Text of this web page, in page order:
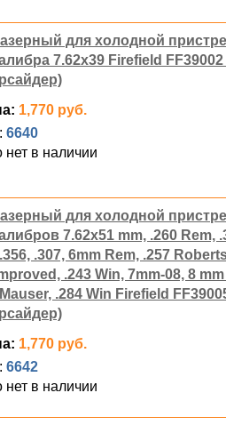
для холодной
7.62х39 Firefield
1,770 руб.
6640
в наличии
для холодной
7.62х51 mm, .260 Rem,
.307, 6mm Rem, .257
.243 Win, 7mm-08, 8
.284 Win Firefield
1,770 руб.
6642
в наличии